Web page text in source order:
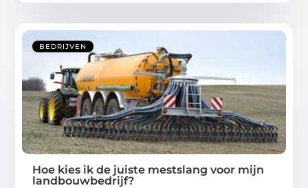
BEDRIJVEN
Hoe kies ik de juiste mestslang voor mijn
landbouwbedrijf?